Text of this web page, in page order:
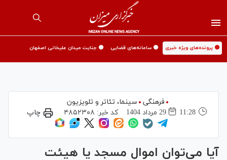
🟡 پرونده‌های ویژه خبری 🟡 سامانه‌های قضایی 🟡 جنایت میدان علیخانی اصفهان
فرهنگی
سینما،‌ تئاتر و تلویزیون
11:28
29 مرداد 1404 کد خبر: ۴۸۵۲۳۰۸ چاپ
آیا می‌توان اموال مسجد یا هیئت